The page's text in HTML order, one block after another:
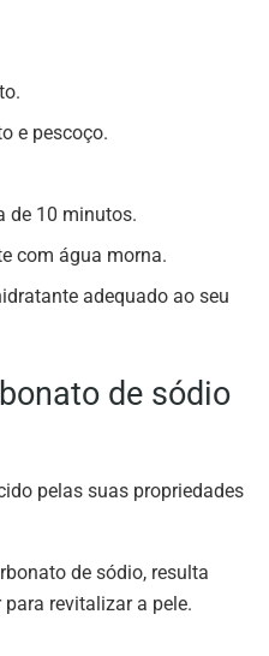
e pescoço.
de 10 minutos.
com água morna.
adequado ao seu
de sódio
pelas suas propriedades
de sódio, resulta
revitalizar a pele.